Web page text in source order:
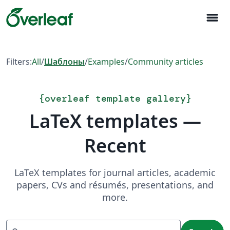
menu
Filters:All/Шаблоны/Examples/Community articles
{overleaf template gallery}
LaTeX templates —
Recent
LaTeX templates for journal articles, academic
papers, CVs and résumés, presentations, and
more.